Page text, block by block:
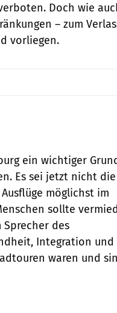
Doch wie
– zum
vorliegen.
ein wichtiger
Es sei jetzt nicht
möglichst im
sollte
Sprecher des
Integration und
waren und